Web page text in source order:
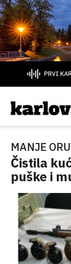
PRVI
MANJE
Čistila
puške i